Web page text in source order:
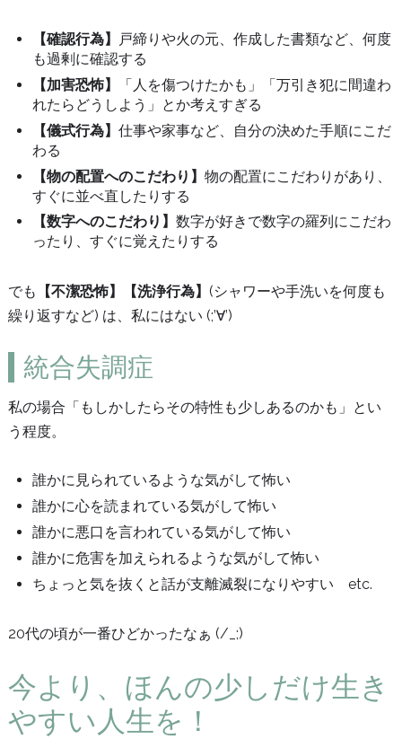
【確認行為】
戸締りや火の元、作成した書類など、何度
も過剰に確認する
【加害恐怖】
「人を傷つけたかも」「万引き犯に間違わ
れたらどうしよう」とか考えすぎる
【儀式行為】仕事や家事など、自分の決めた手順にこだ
わる
【物の配置へのこだわり】物の配置にこだわりがあり、
すぐに並べ直したりする
【数字へのこだわり】数字が好きで数字の羅列にこだわ
ったり、すぐに覚えたりする
でも 【不潔恐怖】【洗浄行為】 (シャワーや手洗いを何度も
繰り返すなど) は、私にはない (;’∀’)
統合失調症
私の場合「もしかしたらその特性も少しあるのかも」とい
う程度。
誰かに見られているような気がして怖い
誰かに心を読まれている気がして怖い
誰かに悪口を言われている気がして怖い
誰かに危害を加えられるような気がして怖い
ちょっと気を抜くと話が支離滅裂になりやすい etc.
20代の頃が一番ひどかったなぁ (/_;)
今より、ほんの少しだけ生き
やすい人生を！